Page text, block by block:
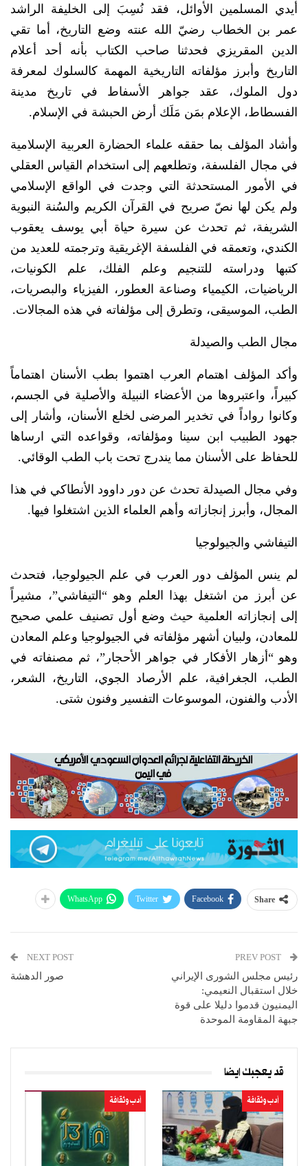
أيدي المسلمين الأوائل، فقد نُسِبَ إلى الخليفة الراشد
عمر بن الخطاب رضيّ الله عنته وضع التاريخ، أما تقي
الدين المقريزي فحدثنا صاحب الكتاب بأنه أحد أعلام
التاريخ وأبرز مؤلفاته التاريخية المهمة كالسلوك لمعرفة
دول الملوك، عقد جواهر الأسفاط في تاريخ مدينة
الفسطاط، الإعلام بمَن مَلَك أرض الحبشة في الإسلام.
وأشاد المؤلف بما حققه علماء الحضارة العربية الإسلامية
في مجال الفلسفة، وتطلعهم إلى استخدام القياس العقلي
في الأمور المستحدثة التي وجدت في الواقع الإسلامي
ولم يكن لها نصّ صريح في القرآن الكريم والسُنة النبوية
الشريفة، ثم تحدث عن سيرة حياة أبي يوسف يعقوب
الكندي، وتعمقه في الفلسفة الإغريقية وترجمته للعديد من
كتبها ودراسته للتنجيم وعلم الفلك، علم الكونيات،
الرياضيات، الكيمياء وصناعة العطور، الفيزياء والبصريات،
الطب، الموسيقى، وتطرق إلى مؤلفاته في هذه المجالات.
مجال الطب والصيدلة
وأكد المؤلف اهتمام العرب اهتموا بطب الأسنان اهتماماً
كبيراً، واعتبروها من الأعضاء النبيلة والأصلية في الجسم،
وكانوا رواداً في تخدير المرضى لخلع الأسنان، وأشار إلى
جهود الطبيب ابن سينا ومؤلفاته، وقواعده التي ارساها
للحفاظ على الأسنان مما يندرج تحت باب الطب الوقائي.
وفي مجال الصيدلة تحدث عن دور داوود الأنطاكي في هذا
المجال، وأبرز إنجازاته وأهم العلماء الذين اشتغلوا فيها.
التيفاشي والجيولوجيا
لم ينس المؤلف دور العرب في علم الجيولوجيا، فتحدث
عن أبرز من اشتغل بهذا العلم وهو “التيفاشي”، مشيراً
إلى إنجازاته العلمية حيث وضع أول تصنيف علمي صحيح
للمعادن، ولبيان أشهر مؤلفاته في الجيولوجيا وعلم المعادن
وهو “أزهار الأفكار في جواهر الأحجار”، ثم مصنفاته في
الطب، الجغرافية، علم الأرصاد الجوي، التاريخ، الشعر،
الأدب والفنون، الموسوعات التفسير وفنون شتى.
Share
Facebook
Twitter
WhatsApp
رئيس مجلس الشورى الإيراني
خلال استقبال النعيمي:
اليمنيون قدموا دليلا على قوة
جبهة المقاومة الموحدة
NEXT POST
صور الدهشة
قد يعجبك ايضا
أدب وثقافة أدب وثقافة